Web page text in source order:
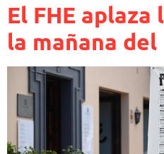
El FHE aplaza
la mañana